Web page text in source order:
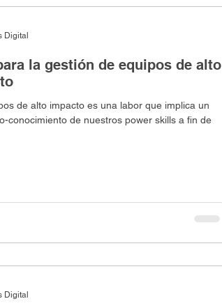
la gestión de equipos de alto
de alto impacto es una labor que implica un
conocimiento de nuestros power skills a fin de
Digital
Digital